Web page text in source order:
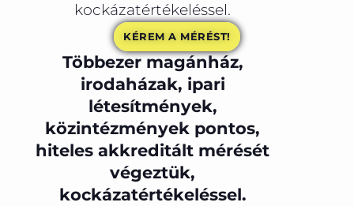
kockázatértékeléssel.
KÉREM A MÉRÉST!
Többezer magánház,
irodaházak, ipari
létesítmények,
közintézmények pontos,
hiteles akkreditált mérését
végeztük,
kockázatértékeléssel.